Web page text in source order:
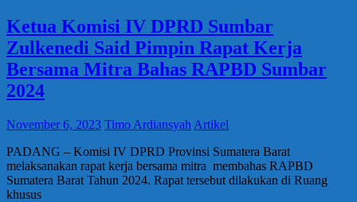
Ketua Komisi IV DPRD Sumbar
Zulkenedi Said Pimpin Rapat Kerja
Bersama Mitra Bahas RAPBD Sumbar
2024
November 6, 2023 Timo Ardiansyah Artikel
PADANG – Komisi IV DPRD Provinsi Sumatera Barat
melaksanakan rapat kerja bersama mitra membahas RAPBD
Sumatera Barat Tahun 2024. Rapat tersebut dilakukan di Ruang
khusus